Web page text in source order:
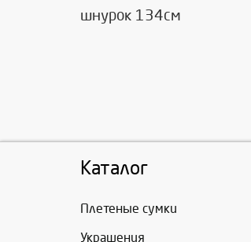
шнурок 134см
Каталог
Плетеные сумки
Украшения